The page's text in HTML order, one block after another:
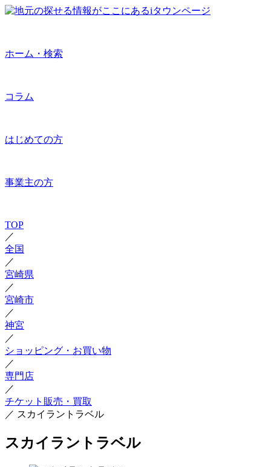
ホーム・検索
コラム
はじめての方
事業主の方
TOP
／
全国
／
宮崎県
／
宮崎市
／
神宮
／
ショッピング・お買い物
／
専門店
／
チケット販売・買取
／ スカイラントラベル
スカイラントラベル